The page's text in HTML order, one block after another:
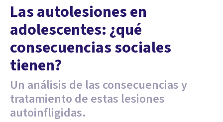
Las autolesiones en
adolescentes: ¿qué
consecuencias sociales
tienen?
Un análisis de las consecuencias y
tratamiento de estas lesiones
autoinfligidas.